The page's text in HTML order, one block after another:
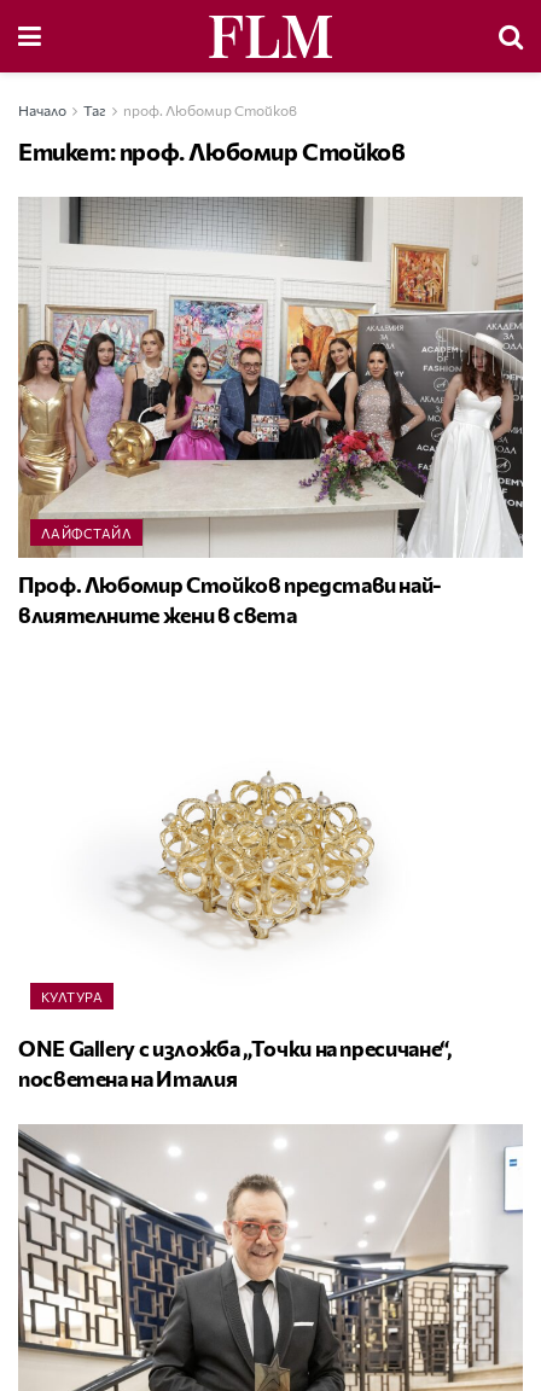
Начало Таг проф. Любомир Стойков
Етикет:проф. Любомир Стойков
ЛАЙФСТАЙЛ
Проф. Любомир Стойков представи най-
влиятелните жени в света
КУЛТУРА
ONE Gallery с изложба „Точки на пресичане“,
посветена на Италия